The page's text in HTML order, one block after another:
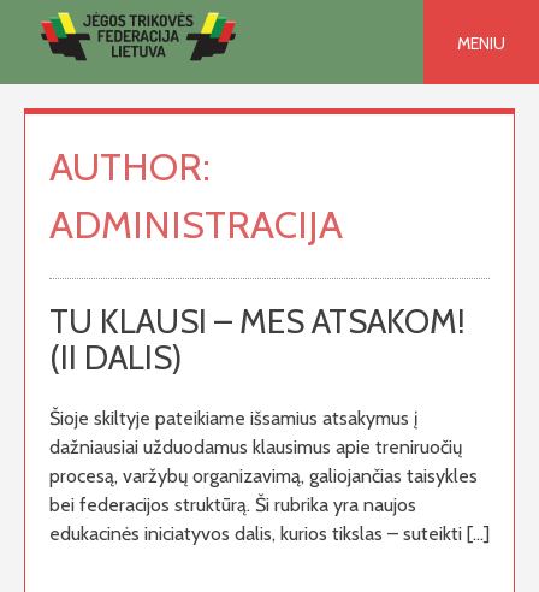
MENIU
AUTHOR:
ADMINISTRACIJA
TU KLAUSI – MES ATSAKOM!
(II DALIS)
Šioje skiltyje pateikiame išsamius atsakymus į
dažniausiai užduodamus klausimus apie treniruočių
procesą, varžybų organizavimą, galiojančias taisykles
bei federacijos struktūrą. Ši rubrika yra naujos
edukacinės iniciatyvos dalis, kurios tikslas – suteikti […]